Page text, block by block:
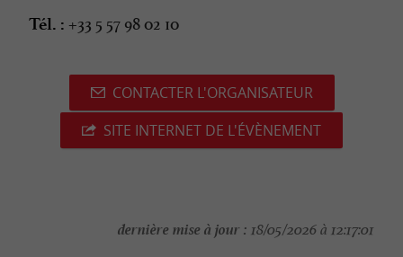
Tél. : +33 5 57 98 02 10
CONTACTER L'ORGANISATEUR
SITE INTERNET DE L'ÉVÈNEMENT
dernière mise à jour : 18/05/2026 à 12:17:01